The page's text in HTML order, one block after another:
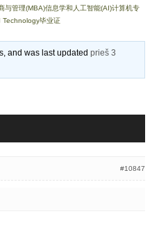
与管理(MBA)信息学和人工智能(AI)计算机专
毕业证
and was last updatedprieš 3
#10847